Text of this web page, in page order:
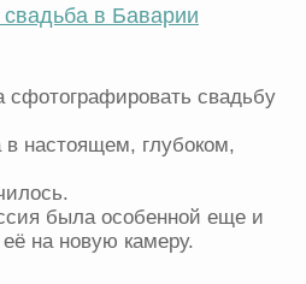
в Баварии
сфотографировать свадьбу
в настоящем, глубоком,
была особенной еще и
на новую камеру.